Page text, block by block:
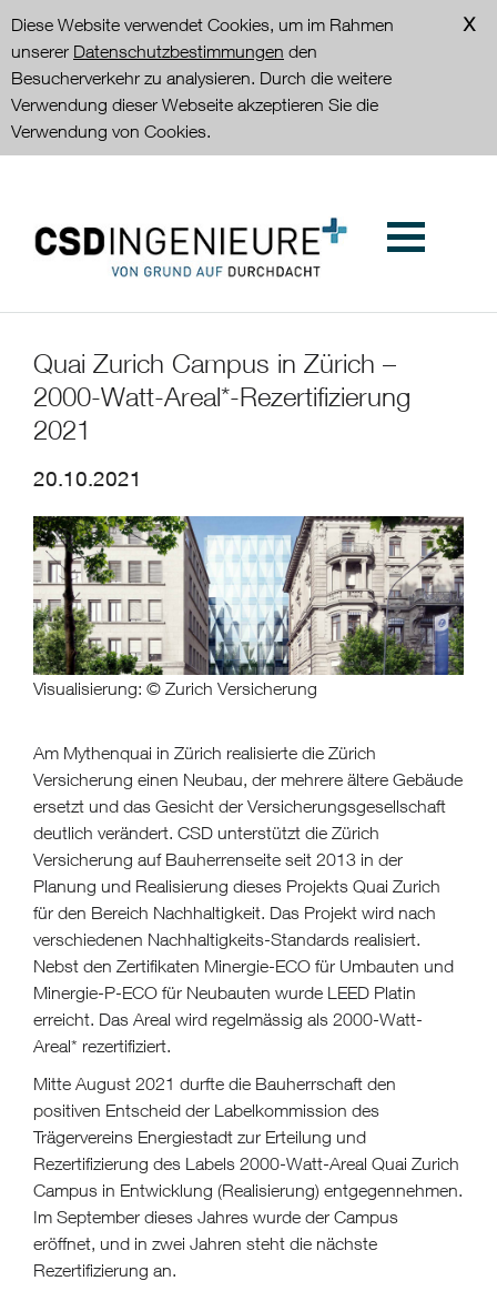
Diese Website verwendet Cookies, um im Rahmen
unserer Datenschutzbestimmungen den
Besucherverkehr zu analysieren. Durch die weitere
Verwendung dieser Webseite akzeptieren Sie die
Verwendung von Cookies.
Quai Zurich Campus in Zürich –
2000-Watt-Areal*-Rezertifizierung
2021
20.10.2021
Visualisierung: © Zurich Versicherung
Am Mythenquai in Zürich realisierte die Zürich
Versicherung einen Neubau, der mehrere ältere Gebäude
ersetzt und das Gesicht der Versicherungsgesellschaft
deutlich verändert. CSD unterstützt die Zürich
Versicherung auf Bauherrenseite seit 2013 in der
Planung und Realisierung dieses Projekts Quai Zurich
für den Bereich Nachhaltigkeit. Das Projekt wird nach
verschiedenen Nachhaltigkeits-Standards realisiert.
Nebst den Zertifikaten Minergie-ECO für Umbauten und
Minergie-P-ECO für Neubauten wurde LEED Platin
erreicht. Das Areal wird regelmässig als 2000-Watt-
Areal* rezertifiziert.
Mitte August 2021 durfte die Bauherrschaft den
positiven Entscheid der Labelkommission des
Trägervereins Energiestadt zur Erteilung und
Rezertifizierung des Labels 2000-Watt-Areal Quai Zurich
Campus in Entwicklung (Realisierung) entgegennehmen.
Im September dieses Jahres wurde der Campus
eröffnet, und in zwei Jahren steht die nächste
Rezertifizierung an.